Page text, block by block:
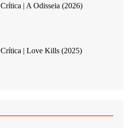
Crítica | A Odisseia (2026)
Crítica | Love Kills (2025)